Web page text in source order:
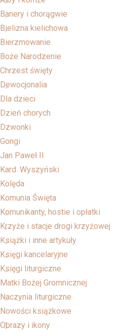
Banery i chorągwie
Bielizna kielichowa
Bierzmowanie
Boże Narodzenie
Chrzest święty
Dewocjonalia
Dla dzieci
Dzień chorych
Dzwonki
Gongi
Jan Paweł II
Kard. Wyszyński
Kolęda
Komunia Święta
Komunikanty, hostie i opłatki
Krzyże i stacje drogi krzyżowej
Książki i inne artykuły
Księgi kancelaryjne
Księgi liturgiczne
Matki Bożej Gromnicznej
Naczynia liturgiczne
Nowości książkowe
Obrazy i ikony